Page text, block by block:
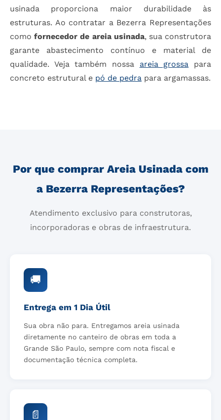
usinada proporciona maior durabilidade às
estruturas. Ao contratar a Bezerra Representações
comofornecedor de areia usinada, sua construtora
garante abastecimento contínuo e material de
qualidade. Veja também nossa areia grossa para
concreto estrutural e pó de pedra para argamassas.
Por que comprar Areia Usinada com
a Bezerra Representações?
Atendimento exclusivo para construtoras,
incorporadoras e obras de infraestrutura.
🚚
Entrega em 1 Dia Útil
Sua obra não para. Entregamos areia usinada
diretamente no canteiro de obras em toda a
Grande São Paulo, sempre com nota fiscal e
documentação técnica completa.
📄